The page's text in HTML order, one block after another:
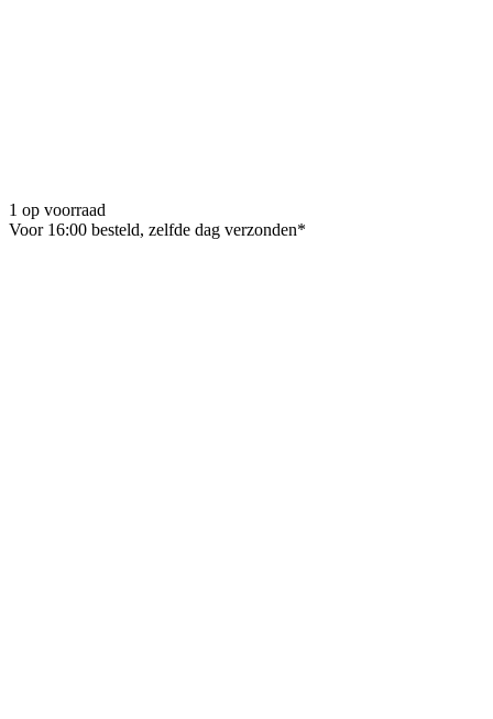
1 op voorraad
Voor 16:00 besteld, zelfde dag verzonden*